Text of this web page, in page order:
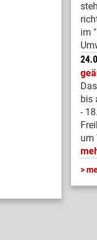
im
bis
-
um